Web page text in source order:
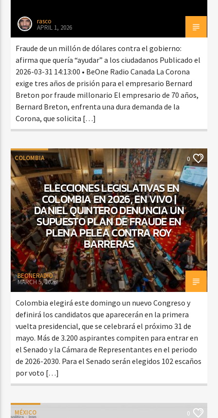
rasco
APRIL 1, 2026
Fraude de un millón de dólares contra el gobierno:
afirma que quería “ayudar” a los ciudadanos Publicado el
2026-03-31 14:13:00 • BeOne Radio Canada La Corona
exige tres años de prisión para el empresario Bernard
Breton por fraude millonario El empresario de 70 años,
Bernard Breton, enfrenta una dura demanda de la
Corona, que solicita […]
COLOMBIA 0
ELECCIONES LEGISLATIVAS EN
COLOMBIA EN 2026, EN VIVO |
DANIEL QUINTERO DENUNCIA UN
SUPUESTO PLAN DE FRAUDE EN
PLENA PELEA CONTRA ROY
BARRERAS
BEONERADIO
MARCH 5, 2026
Colombia elegirá este domingo un nuevo Congreso y
definirá los candidatos que aparecerán en la primera
vuelta presidencial, que se celebrará el próximo 31 de
mayo. Más de 3.200 aspirantes compiten para entrar en
el Senado y la Cámara de Representantes en el periodo
de 2026-2030. Para el Senado serán elegidos 102 escaños
por voto […]
MÉXICO 0